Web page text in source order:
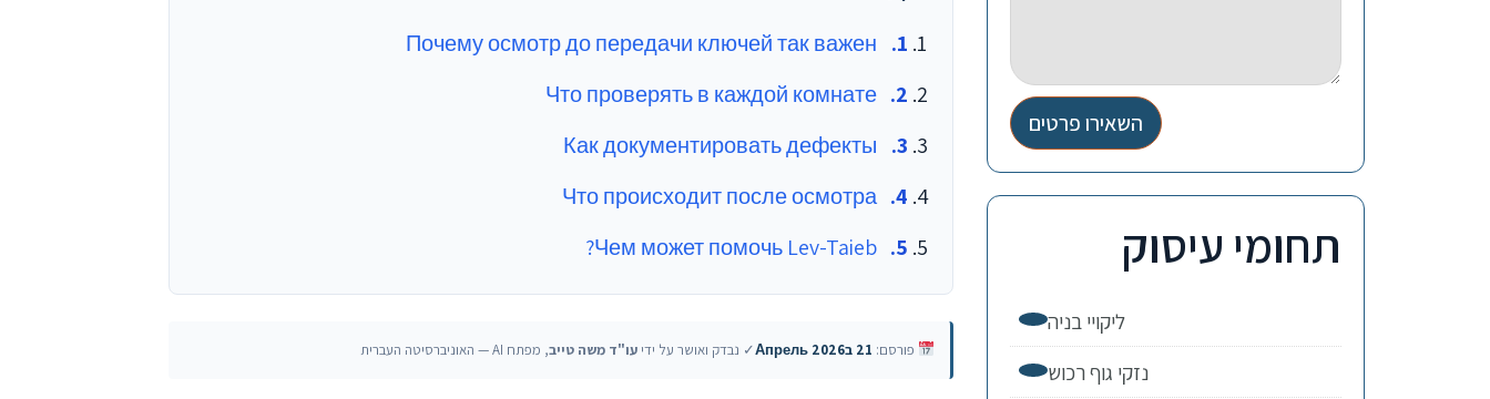
Почему осмотр до передачи ключей так важен
Что проверять в каждой комнате
Как документировать дефекты
Что происходит после осмотра
Чем может помочь Lev-Taieb?
פורסם: 21 בАпрель 2026 ✓ נבדק ואושר על ידי עו"ד משה טייב, מפתח AI — האוניברסיטה העברית
השאירו פרטים
תחומי עיסוק
ליקויי בניה
נזקי גוף רכוש